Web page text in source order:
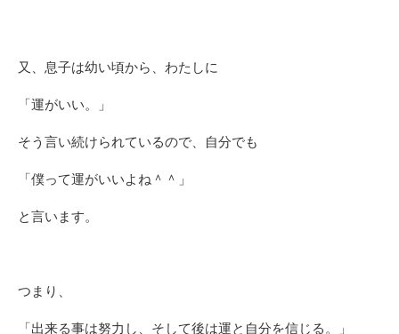
又、息子は幼い頃から、わたしに
「運がいい。」
そう言い続けられているので、自分でも
「僕って運がいいよね＾＾」
と言います。
つまり、
「出来る事は努力し、そして後は運と自分を信じる。」